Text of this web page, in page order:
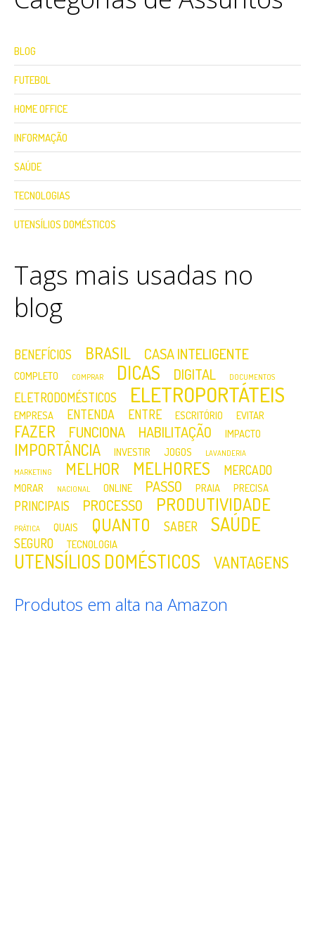
BLOG
FUTEBOL
HOME OFFICE
INFORMAÇÃO
SAÚDE
TECNOLOGIAS
UTENSÍLIOS DOMÉSTICOS
Tags mais usadas no
blog
BENEFÍCIOS BRASIL CASA INTELIGENTE
COMPLETO COMPRAR DICAS DIGITAL DOCUMENTOS
ELETRODOMÉSTICOS ELETROPORTÁTEIS
EMPRESA ENTENDA ENTRE ESCRITÓRIO EVITAR
FAZER FUNCIONA HABILITAÇÃO IMPACTO
IMPORTÂNCIA INVESTIR JOGOS
LAVANDERIA
MARKETING
MELHOR MELHORES MERCADO
MORAR NACIONAL ONLINE PASSO PRAIA PRECISA
PRINCIPAIS PROCESSO PRODUTIVIDADE
PRÁTICA QUAIS QUANTO SABER SAÚDE
SEGURO TECNOLOGIA
UTENSÍLIOS DOMÉSTICOS VANTAGENS
Produtos em alta na Amazon